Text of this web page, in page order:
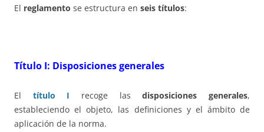
El reglamento se estructura en seis títulos:
Título I: Disposiciones generales
El título I recoge lasdisposiciones generales,
estableciendo el objeto, las definiciones y el ámbito de
aplicación de la norma.